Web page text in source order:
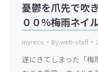
憂鬱を爪先で吹
００％梅雨ネイ
myreco Byweb-staff
遂にきてしまった「梅